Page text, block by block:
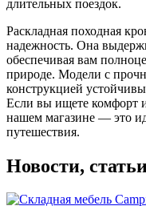
длительных поездок.
Раскладная походная
надежность. Она
обеспечивая вам
природе. Модели с
конструкцией
Если вы ищете комфорт
нашем магазине — это
путешествия.
Новости,